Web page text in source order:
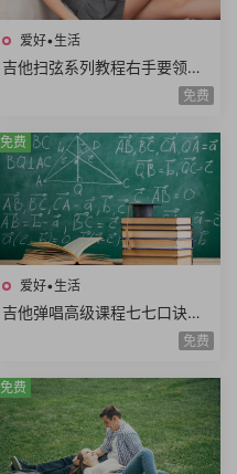
爱好•生活
吉他扫弦系列教程右手要领变
速练习右手切音左手切音组合
免费
爱好•生活
吉他弹唱高级课程七七口诀音
程推算简谱视唱和弦构成音阶
免费
免费
免费